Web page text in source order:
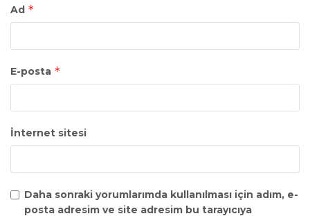
Ad *
E-posta *
İnternet sitesi
Daha sonraki yorumlarımda kullanılması için adım, e-
posta adresim ve site adresim bu tarayıcıya